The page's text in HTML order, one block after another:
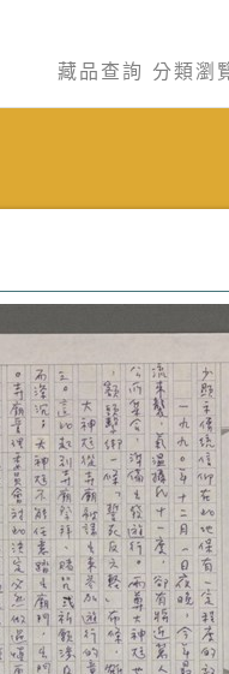
藏品查詢 分類瀏